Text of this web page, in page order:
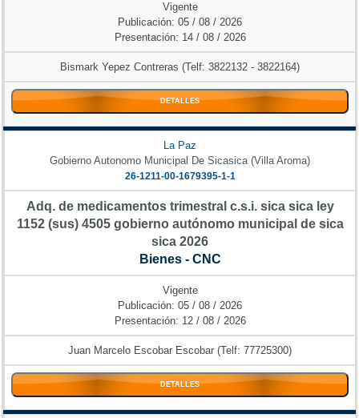
Vigente
Publicación: 05 / 08 / 2026
Presentación: 14 / 08 / 2026
Bismark Yepez Contreras (Telf: 3822132 - 3822164)
DETALLES
La Paz
Gobierno Autonomo Municipal De Sicasica (Villa Aroma)
26-1211-00-1679395-1-1
Adq. de medicamentos trimestral c.s.i. sica sica ley
1152 (sus) 4505 gobierno autónomo municipal de sica
sica 2026
Bienes - CNC
Vigente
Publicación: 05 / 08 / 2026
Presentación: 12 / 08 / 2026
Juan Marcelo Escobar Escobar (Telf: 77725300)
DETALLES